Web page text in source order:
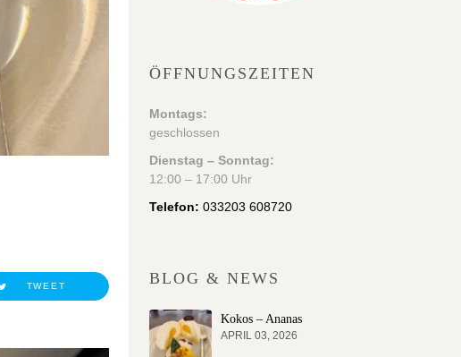
TWEET
ÖFFNUNGSZEITEN
Montags:
geschlossen
Dienstag – Sonntag:
12:00 – 17:00 Uhr
Telefon: 033203 608720
BLOG & NEWS
Kokos – Ananas
APRIL 03, 2026